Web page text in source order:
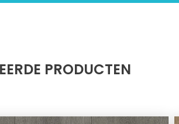
PRODUCTEN